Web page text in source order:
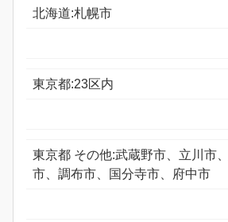
北海道:札幌市
東京都:23区内
東京都 その他:武蔵野市、立川市
市、調布市、国分寺市、府中市